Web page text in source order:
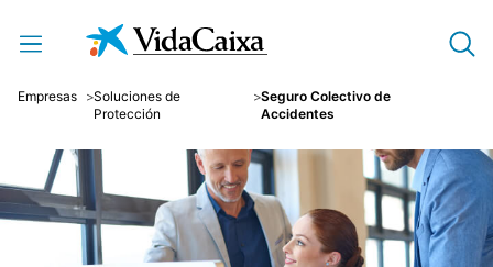
Saltar al contenido principal
Empresas
Soluciones de
Protección
Seguro Colectivo de
Accidentes